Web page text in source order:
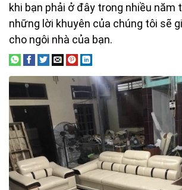
khi bạn phải ở đây trong nhiều năm
những lời khuyên của chúng tôi sẽ
cho ngôi nhà của bạn.